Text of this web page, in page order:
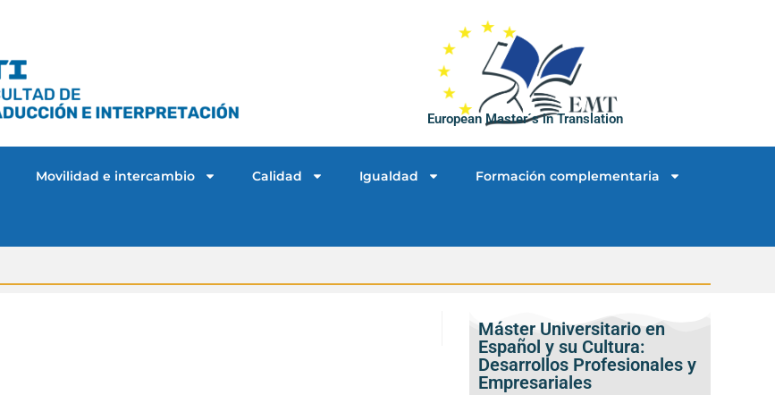
European Master´s in Translation
Movilidad e intercambio Calidad Igualdad Formación complementaria
Máster Universitario en
Español y su Cultura:
Desarrollos Profesionales y
Empresariales